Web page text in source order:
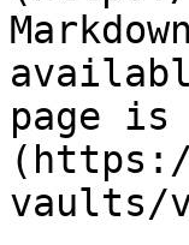
page is
vaults/